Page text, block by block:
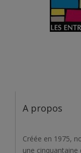
une cinquantaine